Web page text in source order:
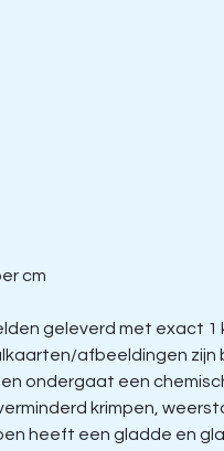
cm
geleverd met exact
afbeeldingen zijn
ondergaat een
krimpen,
heeft een gladde en